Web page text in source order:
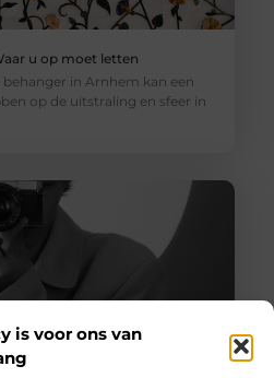
is voor ons van
u op moet letten
in Arnhem kan een
op de uitstraling en sfeer in